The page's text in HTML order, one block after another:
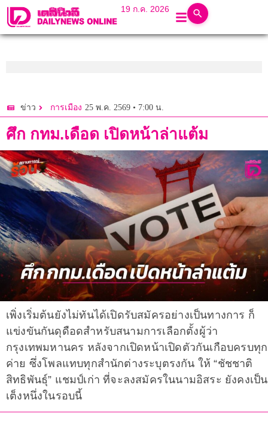
19 ก.ค. 2026
ข่าว การเมือง 25 พ.ค. 2569 • 7:00 น.
ศึก กทม.เดือด เปิดหน้าล่าแต้ม
เพิ่งเริ่มต้นยังไม่ทันได้เปิดรับสมัครอย่างเป็นทางการ ก็
แข่งขันกันดุดือดสำหรับสนามการเลือกตั้งผู้ว่า
กรุงเทพมหานคร หลังจากเปิดหน้าเปิดตัวกันเกือบครบทุก
ค่าย ซึ่งโพลแทบทุกสำนักต่างระบุตรงกัน ให้ “ชัชชาติ
สิทธิพันธุ์” แชมป์เก่า ที่จะลงสมัครในนามอิสระ ยังคงเป็น
เต็งหนึ่งในรอบนี้